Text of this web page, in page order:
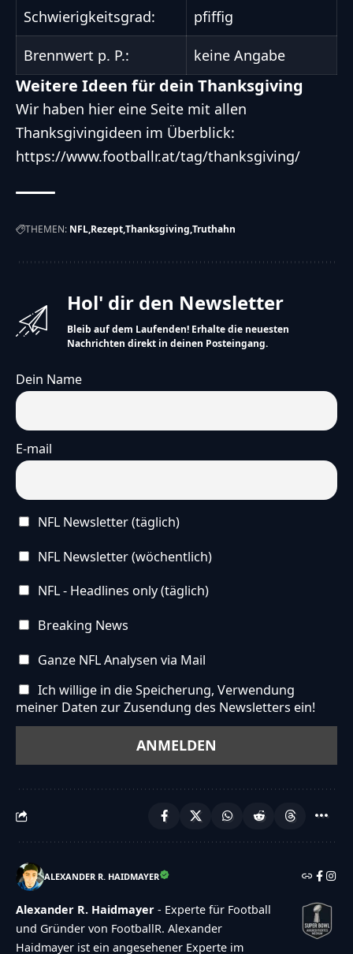
Schwierigkeitsgrad: pfiffig
Brennwert p. P.: keine Angabe
Weitere Ideen für dein Thanksgiving
Wir haben hier eine Seite mit allen
Thanksgivingideen im Überblick:
https://www.footballr.at/tag/thanksgiving/
THEMEN: NFL RezeptThanksgiving Truthahn
Hol' dir den Newsletter
Bleib auf dem Laufenden! Erhalte die neuesten
Nachrichten direkt in deinen Posteingang.
Dein Name
E-mail
NFL Newsletter (täglich)
NFL Newsletter (wöchentlich)
NFL - Headlines only (täglich)
Breaking News
Ganze NFL Analysen via Mail
Ich willige in die Speicherung, Verwendung
meiner Daten zur Zusendung des Newsletters ein!
ALEXANDER R. HAIDMAYER
Alexander R. Haidmayer - Experte für Football
und Gründer von FootballR. Alexander
Haidmayer ist ein angesehener Experte im